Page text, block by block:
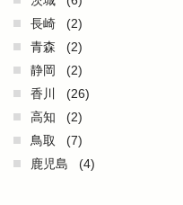
長崎
(2)
青森
(2)
静岡
(2)
香川
(26)
高知
(2)
鳥取
(7)
鹿児島
(4)